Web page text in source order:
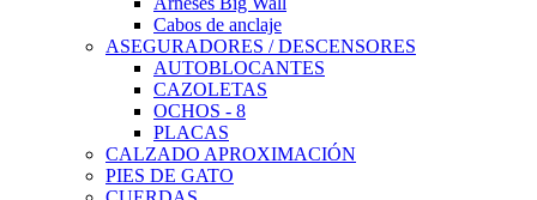
Cabos de anclaje
ASEGURADORES / DESCENSORES
AUTOBLOCANTES
CAZOLETAS
OCHOS - 8
PLACAS
CALZADO APROXIMACIÓN
PIES DE GATO